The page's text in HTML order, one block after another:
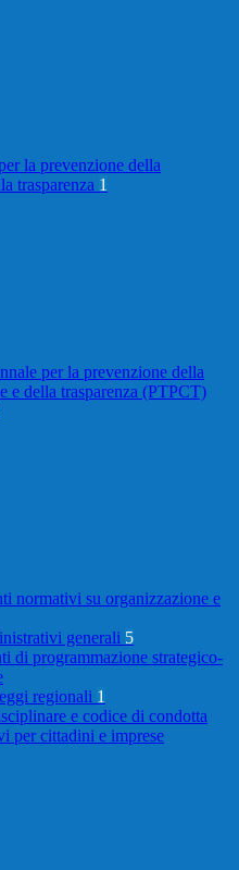
la prevenzione della
trasparenza 1
per la prevenzione della
e della trasparenza (PTPCT)
normativi su organizzazione e
generali 5
di programmazione strategico-
regionali 1
e codice di condotta
per cittadini e imprese